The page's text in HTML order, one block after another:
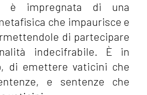
è impregnata di una
che impaurisce e
di partecipare
indecifrabile. È in
di emettere vaticini che
e sentenze che